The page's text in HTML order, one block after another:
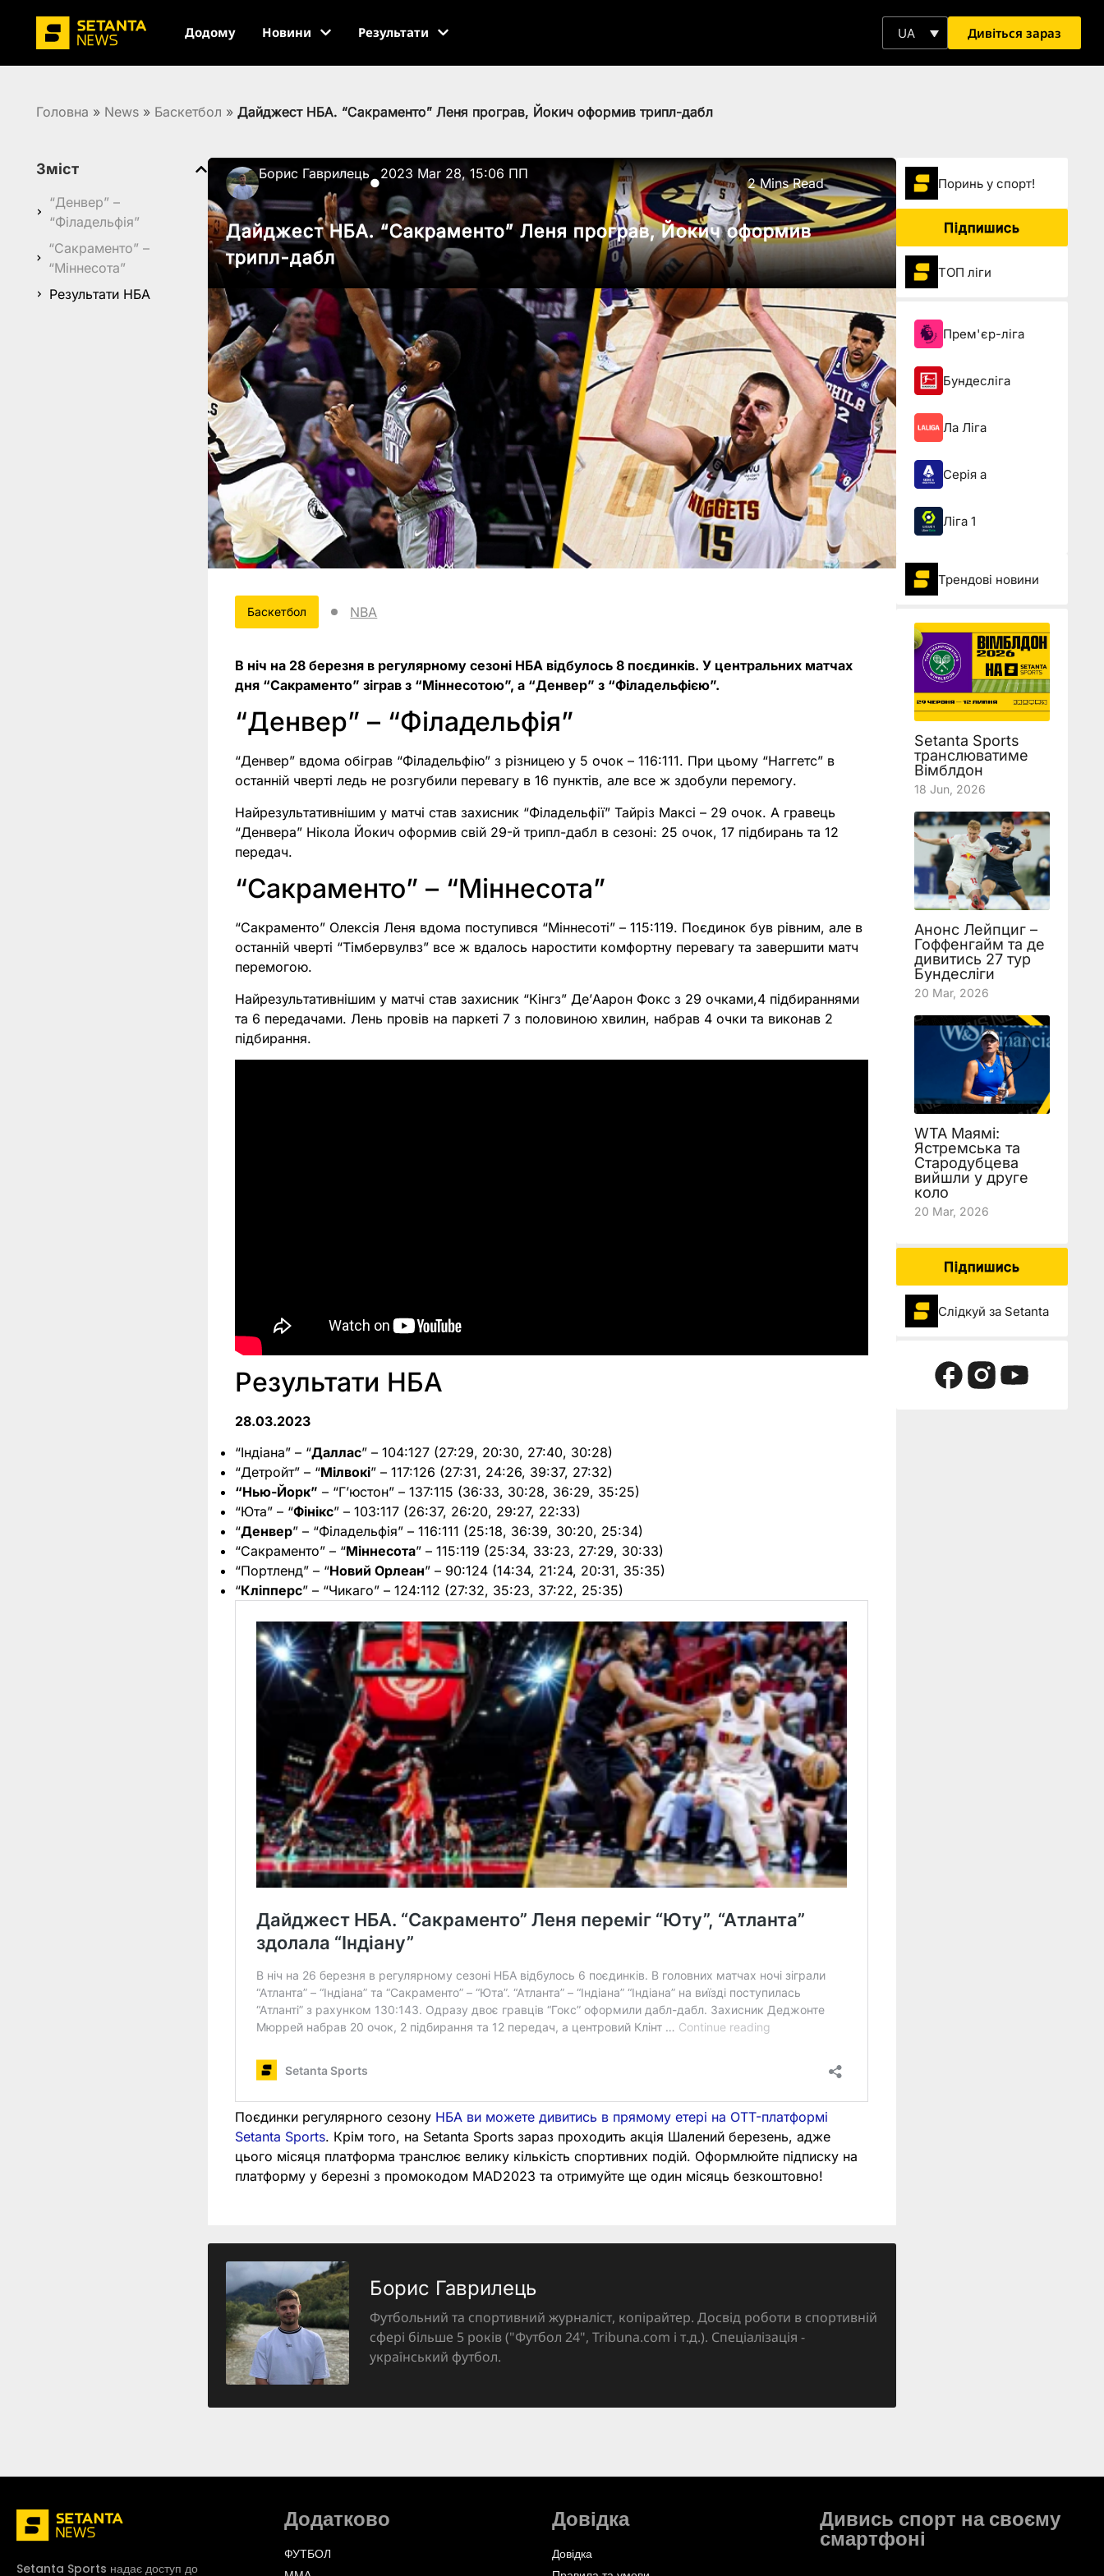
Додому Новини Результати UA Дивіться зараз
Головна » News » Баскетбол » Дайджест НБА. “Сакраменто” Леня програв, Йокич оформив трипл-дабл
Зміст
“Денвер” –
“Філадельфія”
“Сакраменто” –
“Міннесота”
Результати НБА
Борис Гаврилець
●
2023 Mar 28, 15:06 ПП
2 Mins Read
Дайджест НБА. “Сакраменто” Леня програв, Йокич оформив
трипл-дабл
Баскетбол NBA
В ніч на 28 березня в регулярному сезоні НБА відбулось 8 поєдинків. У центральних матчах
дня “Сакраменто” зіграв з “Міннесотою”, а “Денвер” з “Філадельфією”.
“Денвер” – “Філадельфія”
“Денвер” вдома обіграв “Філадельфію” з різницею у 5 очок – 116:111. При цьому “Наггетс” в
останній чверті ледь не розгубили перевагу в 16 пунктів, але все ж здобули перемогу.
Найрезультативнішим у матчі став захисник “Філадельфії” Тайріз Максі – 29 очок. А гравець
“Денвера” Нікола Йокич оформив свій 29-й трипл-дабл в сезоні: 25 очок, 17 підбирань та 12
передач.
“Сакраменто” – “Міннесота”
“Сакраменто” Олексія Леня вдома поступився “Міннесоті” – 115:119. Поєдинок був рівним, але в
останній чверті “Тімбервулвз” все ж вдалось наростити комфортну перевагу та завершити матч
перемогою.
Найрезультативнішим у матчі став захисник “Кінгз” Де’Аарон Фокс з 29 очками,4 підбираннями
та 6 передачами. Лень провів на паркеті 7 з половиною хвилин, набрав 4 очки та виконав 2
підбирання.
Результати НБА
28.03.2023
“Індіана” – “Даллас” – 104:127 (27:29, 20:30, 27:40, 30:28)
“Детройт” – “Мілвокі” – 117:126 (27:31, 24:26, 39:37, 27:32)
“Нью-Йорк” – “Г’юстон” – 137:115 (36:33, 30:28, 36:29, 35:25)
“Юта” – “Фінікс” – 103:117 (26:37, 26:20, 29:27, 22:33)
“Денвер” – “Філадельфія” – 116:111 (25:18, 36:39, 30:20, 25:34)
“Сакраменто” – “Міннесота” – 115:119 (25:34, 33:23, 27:29, 30:33)
“Портленд” – “Новий Орлеан” – 90:124 (14:34, 21:24, 20:31, 35:35)
“Кліпперс” – “Чикаго” – 124:112 (27:32, 35:23, 37:22, 25:35)
Поєдинки регулярного сезону НБА ви можете дивитись в прямому етері на OTT-платформі
Setanta Sports. Крім того, на Setanta Sports зараз проходить акція Шалений березень, адже
цього місяця платформа транслює велику кількість спортивних подій. Оформлюйте підписку на
платформу у березні з промокодом MAD2023 та отримуйте ще один місяць безкоштовно!
Борис Гаврилець
Футбольний та спортивний журналіст, копірайтер. Досвід роботи в спортивній
сфері більше 5 років ("Футбол 24", Tribuna.com і т.д.). Спеціалізація -
український футбол.
Поринь у спорт!
Підпишись
ТОП ліги
Прем'єр-ліга
Бундесліга
Ла Ліга
Серія а
Ліга 1
Трендові новини
Setanta Sports
транслюватиме
Вімблдон
18 Jun, 2026
Анонс Лейпциг –
Гоффенгайм та де
дивитись 27 тур
Бундесліги
20 Mar, 2026
WTA Маямі:
Ястремська та
Стародубцева
вийшли у друге
коло
20 Mar, 2026
Підпишись
Слідкуй за Setanta
Setanta Sports надає доступ до
Додатково
ФУТБОЛ
Довідка
Довідка
Дивись спорт на своєму
смартфоні